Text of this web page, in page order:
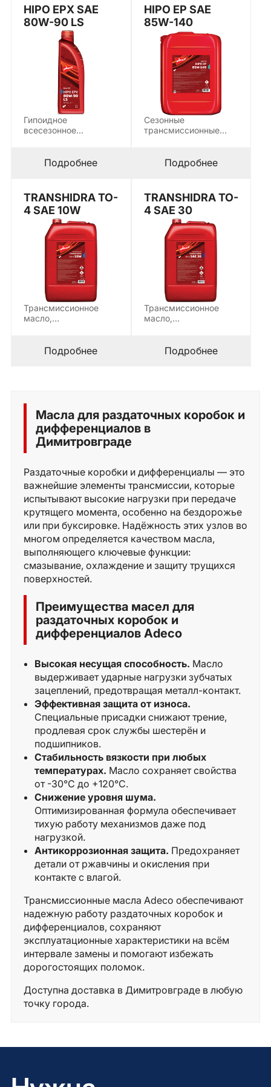
HIPO EPX SAE
80W-90 LS
Гипоидное
всесезонное
системой
противозадирных
ограничивающий…
Подробнее
HIPO EP SAE
85W-140
Сезонные
трансмиссионные
типов гипоидных
передач…
Подробнее
TRANSHIDRA TO-
4 SAE 10W
Трансмиссионное
масло,
приводных валов
тяжеловесной
Подробнее
TRANSHIDRA TO-
4 SAE 30
Трансмиссионное
масло,
приводных валов
тяжеловесной
Подробнее
Масла для раздаточных коробок и
дифференциалов в
Димитровграде
Раздаточные коробки и дифференциалы — это
важнейшие элементы трансмиссии, которые
испытывают высокие нагрузки при передаче
крутящего момента, особенно на бездорожье
или при буксировке. Надёжность этих узлов во
многом определяется качеством масла,
выполняющего ключевые функции:
смазывание, охлаждение и защиту трущихся
поверхностей.
Преимущества масел для
раздаточных коробок и
дифференциалов Adeco
Высокая несущая способность. Масло
выдерживает ударные нагрузки зубчатых
зацеплений, предотвращая металл-контакт.
Эффективная защита от износа.
Специальные присадки снижают трение,
продлевая срок службы шестерён и
подшипников.
Стабильность вязкости при любых
температурах. Масло сохраняет свойства
от -30°C до +120°C.
Снижение уровня шума.
Оптимизированная формула обеспечивает
тихую работу механизмов даже под
нагрузкой.
Антикоррозионная защита. Предохраняет
детали от ржавчины и окисления при
контакте с влагой.
Трансмиссионные масла Adeco обеспечивают
надежную работу раздаточных коробок и
дифференциалов, сохраняют
эксплуатационные характеристики на всём
интервале замены и помогают избежать
дорогостоящих поломок.
Доступна доставка в Димитровграде в любую
точку города.